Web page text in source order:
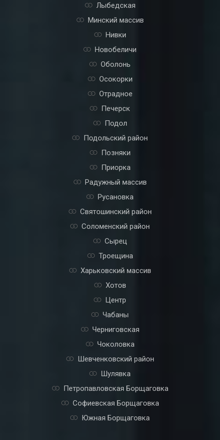
Лыбедская
Минский массив
Нивки
Новобеличи
Оболонь
Осокорки
Отрадное
Печерск
Подол
Подольский район
Позняки
Приорка
Радужный массив
Русановка
Святошинский район
Соломенский район
Сырец
Троещина
Харьковский массив
Хотов
Центр
Чабаны
Черниговская
Чоколовка
Шевченковский район
Шулявка
Петропавловская Борщаговка
Софиевская Борщаговка
Южная Борщаговка